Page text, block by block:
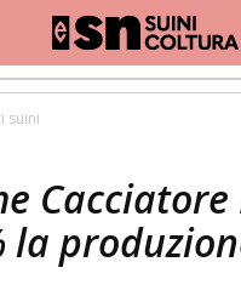
suini
Cacciatore
la